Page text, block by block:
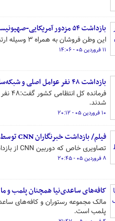
بازداشت ۵۴ مزدور آمریکایی-صهیونیستی در ۴ استان
این وطن فروشان به همراه ۳ وسیله ارتباطی تشکیلاتی، کلت کمری و یک دستگاه اینترنت ماهواره‌ای استارلینک بازداشت شدند.
۱۱ فروردین ۰۵ - ۱۴:۰۶
بازداشت ۴۸ نفر عوامل اصلی و شبکه‌ساز گروه‌های تروریستی
شدند.
۱۰ فروردین ۰۵ - ۲۰:۱۲
فیلم/ بازداشت خبرنگاران CNN توسط سربازان صهیونی
تصاویری خاص که دوربین CNN از بازداشت خبرنگاران این شبکه توسط سربازان اسرائیلی در کرانه باختری ضبط کرده است.
۸ فروردین ۰۵ - ۲۰:۴۵
کافه‌های ساعدی‌نیا همچنان پلمب و
مالک مجموعه رستوران‌ و کافه‌های
پلمب است.